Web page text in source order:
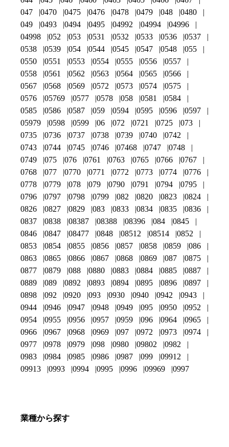
047
0470 0475 0476 0478 0479 048
0480
049
0493 0494 0495 04992 04994
04996
04998
052 053 0531 0532 0533 0536
0537
0538
0539 054 0544 0545 0547 0548
055
0550
0551 0553 0554 0555 0556
0557
0558
0561 0562 0563 0564 0565
0566
0567
0568 0569 0572 0573 0574
0575
0576
05769 0577 0578 058 0581
0584
0585
0586 0587 059 0594 0595 0596
0597
05979
0598 0599 06 072 0721 0725
073
0735
0736 0737 0738 0739 0740
0742
0743
0744 0745 0746 07468 0747
0748
0749
075 076 0761 0763 0765 0766
0767
0768
077 0770 0771 0772 0773 0774
0776
0778
0779 078 079 0790 0791 0794
0795
0796
0797 0798 0799 082 0820 0823
0824
0826
0827 0829 083 0833 0834 0835
0836
0837
0838 08387 08388 08396 084
0845
0846
0847 08477 0848 08512 08514
0852
0853
0854 0855 0856 0857 0858 0859
086
0863
0865 0866 0867 0868 0869 087
0875
0877
0879 088 0880 0883 0884 0885
0887
0889
089 0892 0893 0894 0895 0896
0897
0898
092 0920 093 0930 0940 0942
0943
0944
0946 0947 0948 0949 095 0950
0952
0954
0955 0956 0957 0959 096 0964
0965
0966
0967 0968 0969 097 0972 0973
0974
0977
0978 0979 098 0980 09802
0982
0983
0984 0985 0986 0987 099
09912
09913
0993 0994 0995 0996 09969 0997
業種から探す